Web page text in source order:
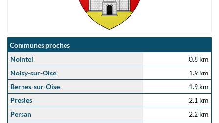
Communes proches
Nointel
0.8 km
Noisy-sur-Oise
1.9 km
Bernes-sur-Oise
1.9 km
Presles
2.1 km
Persan
2.2 km